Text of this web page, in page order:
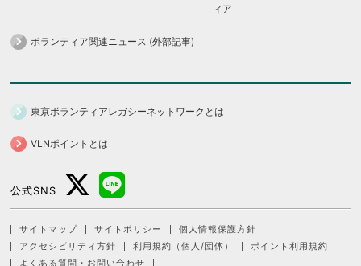
ィア
ボランティア関連ニュース (外部記事)
東京ボランティアレガシーネットワークとは
VLNポイントとは
公式SNS
サイトマップ サイトポリシー
個人情報保護方針
アクセシビリティ方針
利用規約（個人/団体）
ポイント利用規約
よくある質問・お問い合わせ